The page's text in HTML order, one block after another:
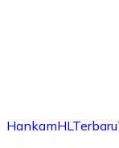
HankamHL Terbaru